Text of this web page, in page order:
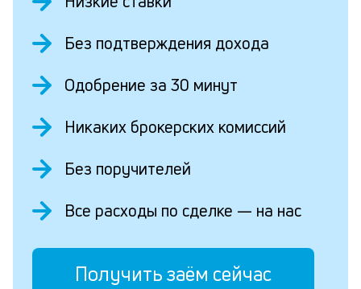
Без подтверждения дохода
Одобрение за 30 минут
Никаких брокерских комиссий
Без поручителей
Все расходы по сделке — на нас
Получить заём сейчас